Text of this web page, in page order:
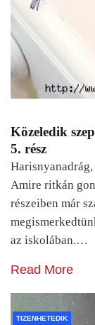
Közeledik
5. rész
Amire ritkán
részeiben már
az iskolában.…
Read More
TIZENHETEDIK